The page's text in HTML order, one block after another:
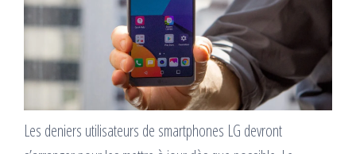
Les deniers utilisateurs de smartphones LG devront